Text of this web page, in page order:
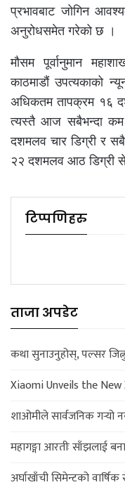
प्रभावबाट जोगिन
अनुरोधसमेत गरेको छ ।
मौसम पूर्वानुमान
काठमाडौं उपत्यकाको
अधिकतम तापक्रम १६
त्यस्तै आज सबैभन्दा कम
दशमलव चार डिग्री र
२२ दशमलव आठ डिग्री
टिप्पणिहरु
ताजा अपडेट
कथा सुनाउनुहोस्, पल्सर
Xiaomi Unveils the
शाओमीले सार्वजनिक गर्‍यो
महागङ्गा आरतीः साँझलाई
अर्घाखाँची सिमेन्टको